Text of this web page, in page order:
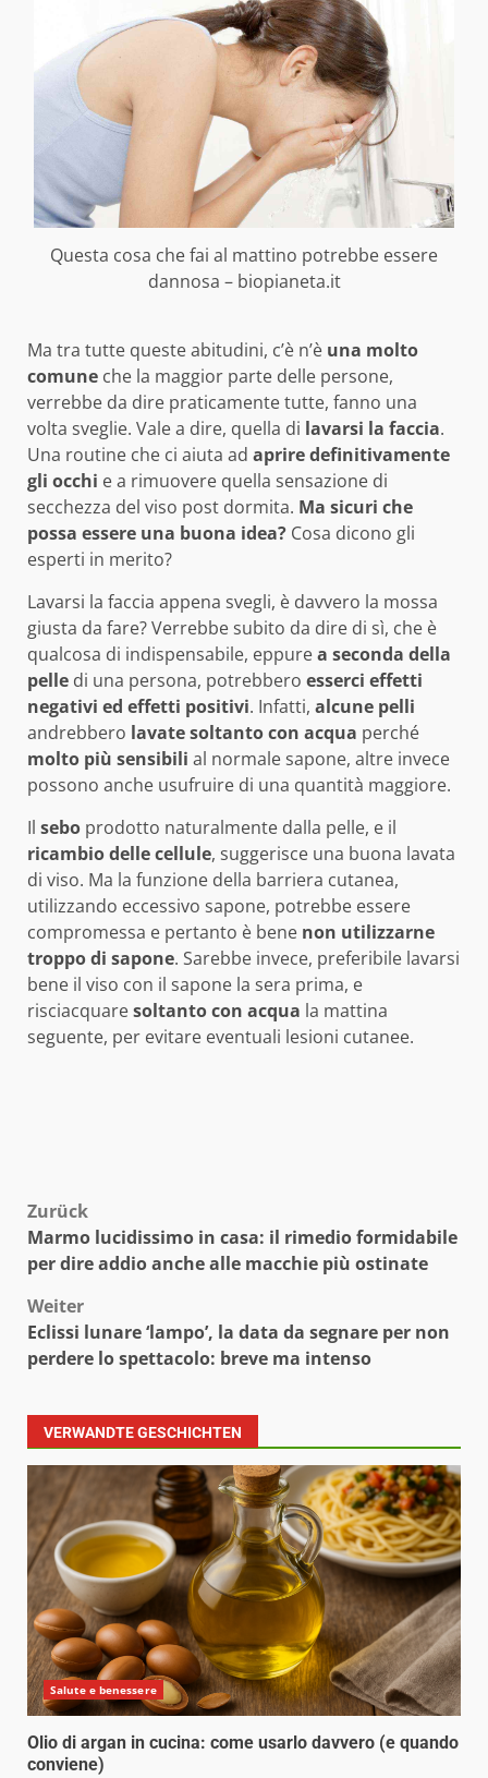
Questa cosa che fai al mattino potrebbe essere
dannosa – biopianeta.it
Ma tra tutte queste abitudini, c’è n’è una molto
comune che la maggior parte delle persone,
verrebbe da dire praticamente tutte, fanno una
volta sveglie. Vale a dire, quella di lavarsi la faccia.
Una routine che ci aiuta ad aprire definitivamente
gli occhi e a rimuovere quella sensazione di
secchezza del viso post dormita. Ma sicuri che
possa essere una buona idea? Cosa dicono gli
esperti in merito?
Lavarsi la faccia appena svegli, è davvero la mossa
giusta da fare? Verrebbe subito da dire di sì, che è
qualcosa di indispensabile, eppurea seconda della
pelle di una persona, potrebbero esserci effetti
negativi ed effetti positivi. Infatti, alcune pelli
andrebbero lavate soltanto con acqua perché
molto più sensibili al normale sapone, altre invece
possono anche usufruire di una quantità maggiore.
Il sebo prodotto naturalmente dalla pelle, e il
ricambio delle cellule, suggerisce una buona lavata
di viso. Ma la funzione della barriera cutanea,
utilizzando eccessivo sapone, potrebbe essere
compromessa e pertanto è bene non utilizzarne
troppo di sapone. Sarebbe invece, preferibile lavarsi
bene il viso con il sapone la sera prima, e
risciacquaresoltanto con acqua la mattina
seguente, per evitare eventuali lesioni cutanee.
Beitragsnavigation
Zurück
Marmo lucidissimo in casa: il rimedio formidabile
per dire addio anche alle macchie più ostinate
Weiter
Eclissi lunare ‘lampo’, la data da segnare per non
perdere lo spettacolo: breve ma intenso
VERWANDTE GESCHICHTEN
Salute e benessere
Olio di argan in cucina: come usarlo davvero (e quando
conviene)